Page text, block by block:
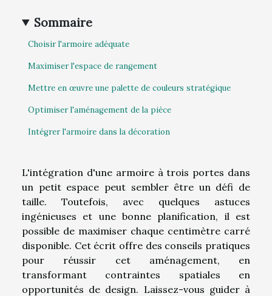
Sommaire
Choisir l'armoire adéquate
Maximiser l'espace de rangement
Mettre en œuvre une palette de couleurs stratégique
Optimiser l'aménagement de la pièce
Intégrer l'armoire dans la décoration
L'intégration d'une armoire à trois portes dans
un petit espace peut sembler être un défi de
taille. Toutefois, avec quelques astuces
ingénieuses et une bonne planification, il est
possible de maximiser chaque centimètre carré
disponible. Cet écrit offre des conseils pratiques
pour réussir cet aménagement, en
transformant contraintes spatiales en
opportunités de design. Laissez-vous guider à